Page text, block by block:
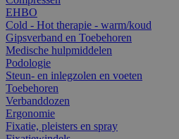
EHBO
Cold - Hot therapie - warm/koud
Gipsverband en Toebehoren
Medische hulpmiddelen
Podologie
Steun- en inlegzolen en voeten
Toebehoren
Verbanddozen
Ergonomie
Fixatie, pleisters en spray